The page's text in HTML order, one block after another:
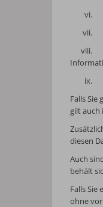
vi.
vii.
viii.
ix.
Falls
gilt auch
diesen
Auch
behält
Falls
ohne